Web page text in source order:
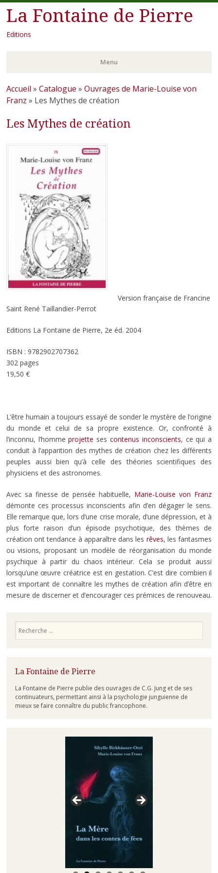
La Fontaine de Pierre
Editions
Menu
Aller
au
principal
Accueil » Catalogue » Ouvrages de Marie-Louise von
Franz » Les Mythes de création
Les Mythes de création
Version française de Francine
Saint René Taillandier-Perrot
Editions La Fontaine de Pierre, 2e éd. 2004
ISBN : 9782902707362
302 pages
19,50 €
L’être humain a toujours essayé de sonder le mystère de l’origine
du monde et celui de sa propre existence. Or, confronté à
l’inconnu, l’hommeprojette sescontenus inconscients, ce qui a
conduit à l’apparition des mythes de création chez les différents
peuples aussi bien qu’à celle des théories scientifiques des
physiciens et des astronomes.
Avec sa finesse de pensée habituelle, Marie-Louise von Franz
démonte ces processus inconscients afin d’en dégager le sens.
Elle remarque que, lors d’une crise morale, d’une dépression, et à
plus forte raison d’un épisode psychotique, des thèmes de
création ont tendance à apparaître dans les rêves, les fantasmes
ou visions, proposant un modèle de réorganisation du monde
psychique à partir du chaos intérieur. Cela se produit aussi
lorsqu’une œuvre créatrice est en gestation. C’est dire combien il
est important de connaître les mythes de création afin d’être en
mesure de discerner et d’encourager ces prémices de renouveau.
La Fontaine de Pierre
La Fontaine de Pierre publie des ouvrages de C.G. Jung et de ses
continuateurs, permettant ainsi à la psychologie junguienne de
mieux se faire connaître du public francophone.